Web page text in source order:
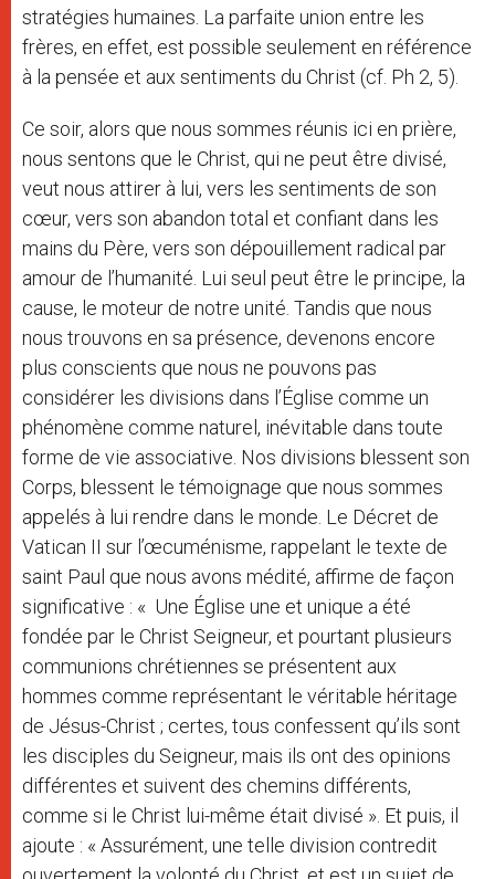
stratégies humaines. La parfaite union entre les
frères, en effet, est possible seulement en référence
à la pensée et aux sentiments du Christ (cf. Ph 2, 5).
Ce soir, alors que nous sommes réunis ici en prière,
nous sentons que le Christ, qui ne peut être divisé,
veut nous attirer à lui, vers les sentiments de son
cœur, vers son abandon total et confiant dans les
mains du Père, vers son dépouillement radical par
amour de l’humanité. Lui seul peut être le principe, la
cause, le moteur de notre unité. Tandis que nous
nous trouvons en sa présence, devenons encore
plus conscients que nous ne pouvons pas
considérer les divisions dans l’Église comme un
phénomène comme naturel, inévitable dans toute
forme de vie associative. Nos divisions blessent son
Corps, blessent le témoignage que nous sommes
appelés à lui rendre dans le monde. Le Décret de
Vatican II sur l’œcuménisme, rappelant le texte de
saint Paul que nous avons médité, affirme de façon
significative : « Une Église une et unique a été
fondée par le Christ Seigneur, et pourtant plusieurs
communions chrétiennes se présentent aux
hommes comme représentant le véritable héritage
de Jésus-Christ ; certes, tous confessent qu’ils sont
les disciples du Seigneur, mais ils ont des opinions
différentes et suivent des chemins différents,
comme si le Christ lui-même était divisé ». Et puis, il
ajoute : « Assurément, une telle division contredit